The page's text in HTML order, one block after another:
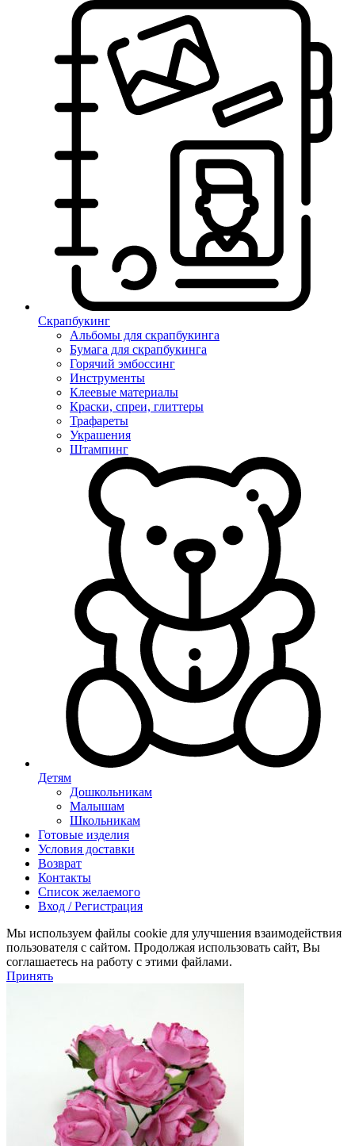
Скрапбукинг
Альбомы для скрапбукинга
Бумага для скрапбукинга
Горячий эмбоссинг
Инструменты
Клеевые материалы
Краски, спреи, глиттеры
Трафареты
Украшения
Штампинг
Детям
Дошкольникам
Малышам
Школьникам
Готовые изделия
Условия доставки
Возврат
Контакты
Список желаемого
Вход / Регистрация
Мы используем файлы cookie для улучшения взаимодействия
пользователя с сайтом. Продолжая использовать сайт, Вы
соглашаетесь на работу с этими файлами.
Принять